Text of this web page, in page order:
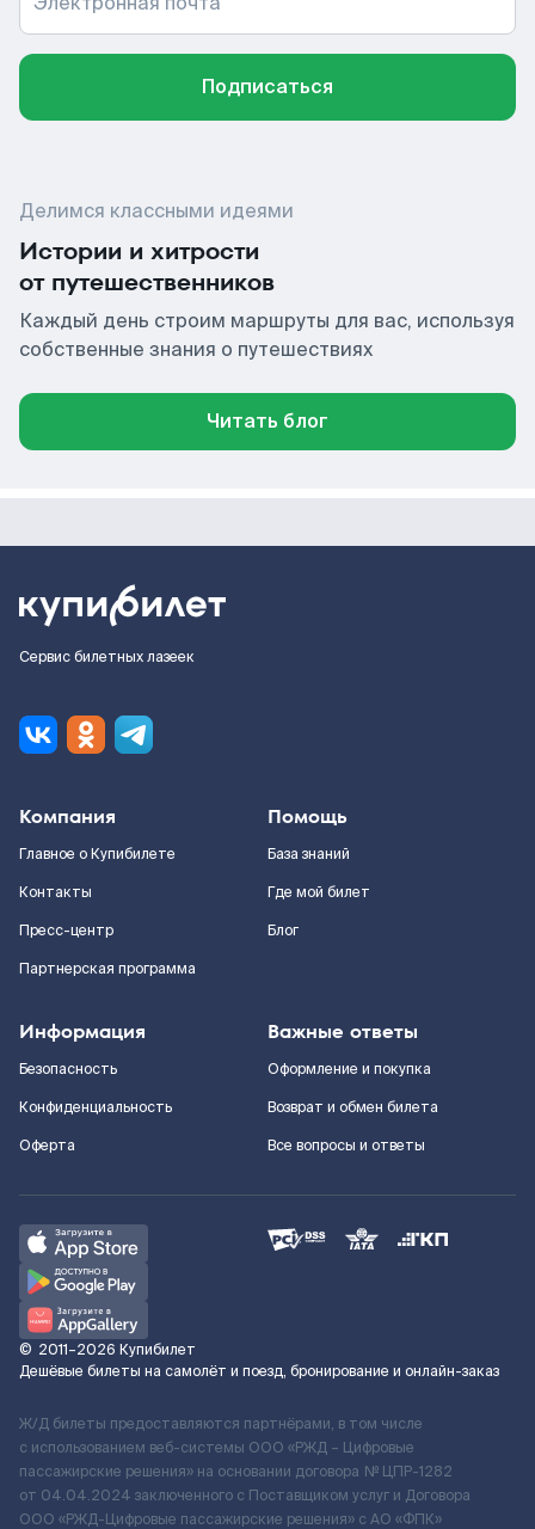
Подписаться
Делимся классными идеями
Истории и хитрости
от путешественников
Каждый день строим маршруты для вас, используя
собственные знания о путешествиях
Читать блог
Сервис билетных лазеек
Компания
Главное о Купибилете
Контакты
Пресс-центр
Партнерская программа
Помощь
База знаний
Где мой билет
Блог
Информация
Безопасность
Конфиденциальность
Оферта
Важные ответы
Оформление и покупка
Возврат и обмен билета
Все вопросы и ответы
© 2011–2026 Купибилет
Дешёвые билеты на самолёт и поезд, бронирование и онлайн-заказ
Ж/Д билеты предоставляются партнёрами, в том числе
с использованием веб-системы ООО «РЖД – Цифровые
пассажирские решения» на основании договора № ЦПР-1282
от 04.04.2024 заключенного с Поставщиком услуг и Договора
ООО «РЖД-Цифровые пассажирские решения» c АО «ФПК»